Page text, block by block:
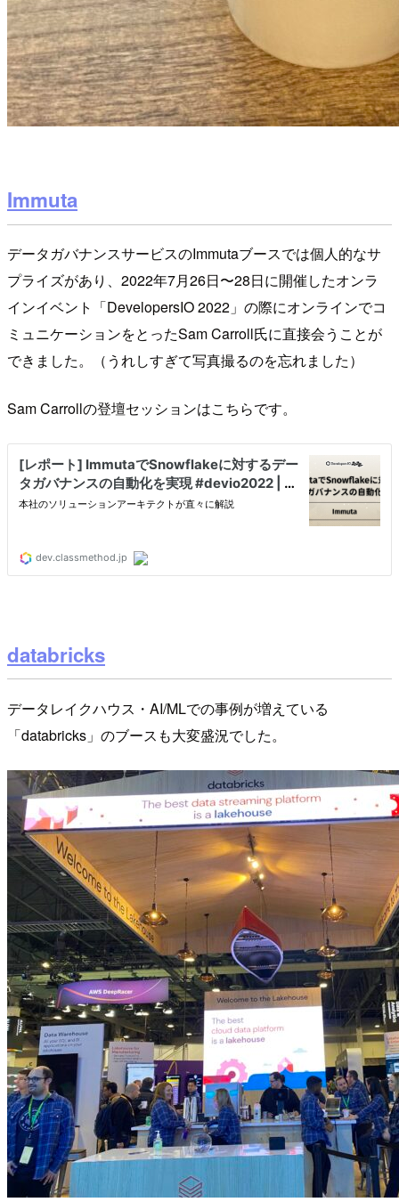
Immuta
データガバナンスサービスのImmutaブースでは個人的なサ
プライズがあり、2022年7月26日〜28日に開催したオンラ
インイベント「DevelopersIO 2022」の際にオンラインでコ
ミュニケーションをとったSam Carroll氏に直接会うことが
できました。（うれしすぎて写真撮るのを忘れました）
Sam Carrollの登壇セッションはこちらです。
databricks
データレイクハウス・AI/MLでの事例が増えている
「databricks」のブースも大変盛況でした。